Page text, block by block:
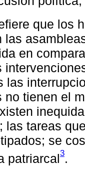
que los
las
en
las
no tienen el
las tareas
se
patriarcal3.